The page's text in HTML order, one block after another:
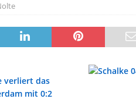
verliert das
mit 0:2